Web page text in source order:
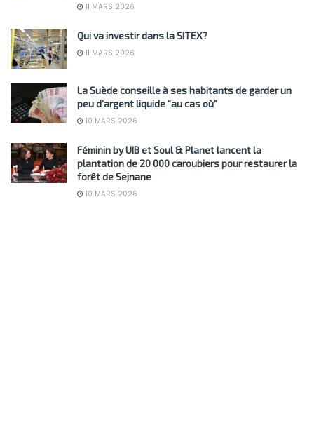
11 MARS 2026
Qui va investir dans la SITEX?
11 MARS 2026
La Suède conseille à ses habitants de garder un
peu d’argent liquide “au cas où”
10 MARS 2026
Féminin by UIB et Soul & Planet lancent la
plantation de 20 000 caroubiers pour restaurer la
forêt de Sejnane
10 MARS 2026